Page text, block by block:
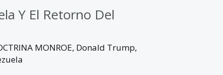
Y El Retorno Del
MONROE, Donald Trump,